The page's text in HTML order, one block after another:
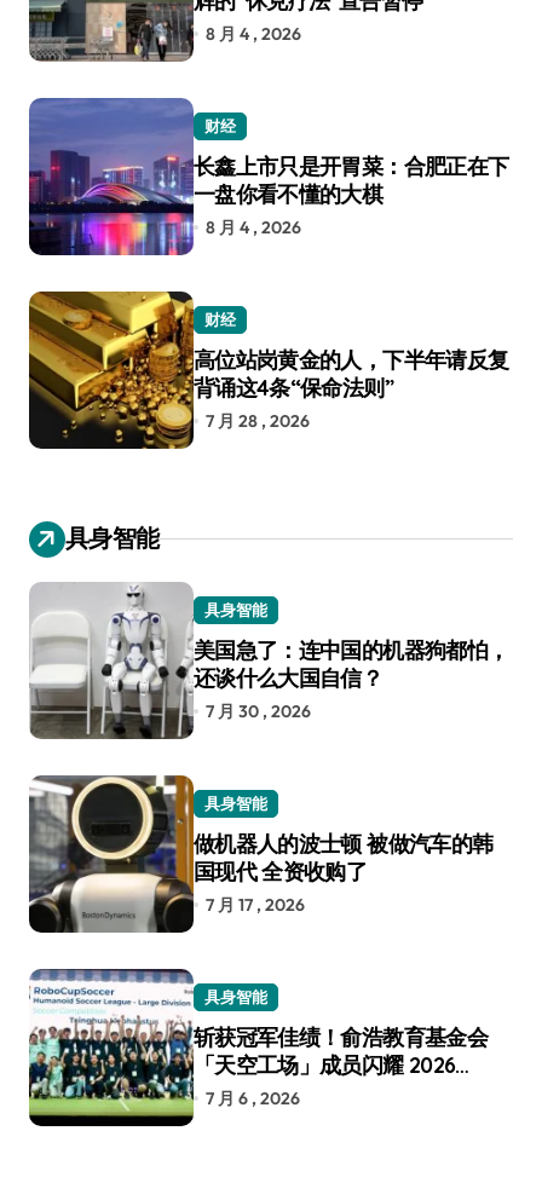
8 月 4 , 2026
财经
长鑫上市只是开胃菜：合肥正在下
一盘你看不懂的大棋
8 月 4 , 2026
财经
高位站岗黄金的人，下半年请反复
背诵这4条“保命法则”
7 月 28 , 2026
具身智能
具身智能
美国急了：连中国的机器狗都怕，
还谈什么大国自信？
7 月 30 , 2026
具身智能
做机器人的波士顿 被做汽车的韩
国现代 全资收购了
7 月 17 , 2026
具身智能
斩获冠军佳绩！俞浩教育基金会
「天空工场」成员闪耀 2026
RoboCup 机器人世界杯
7 月 6 , 2026